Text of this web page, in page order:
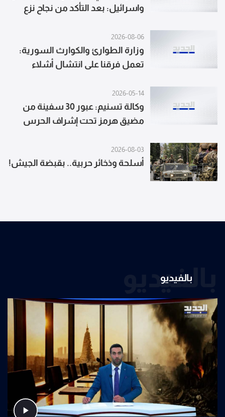
واسرائيل: بعد التأكد من نجاح نزع
بنيتها التحتية في هذه المناطق
ستتولى القوات اللبنانية المسؤولية
الأمنية الكاملة والفعالة فيها وستبدأ
2026-08-06
وزارة الطوارئ والكوارث السورية:
تعمل فرقنا على انتشال أشلاء
المكان لحماية المدنيين
2026-05-14
وكالة تسنيم: عبور 30 سفينة من
مضيق هرمز تحت إشراف الحرس
2026-08-03
أسلحة وذخائر حربية.. بقبضة الجيش!
بالفيديو
بالفيديو